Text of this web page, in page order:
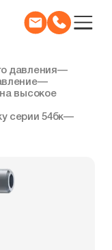
давления—
—
высокое
серии 54бк—